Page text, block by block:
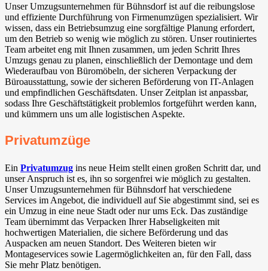
Unser Umzugsunternehmen für Bühnsdorf ist auf die reibungslose
und effiziente Durchführung von Firmenumzügen spezialisiert. Wir
wissen, dass ein Betriebsumzug eine sorgfältige Planung erfordert,
um den Betrieb so wenig wie möglich zu stören. Unser routiniertes
Team arbeitet eng mit Ihnen zusammen, um jeden Schritt Ihres
Umzugs genau zu planen, einschließlich der Demontage und dem
Wiederaufbau von Büromöbeln, der sicheren Verpackung der
Büroausstattung, sowie der sicheren Beförderung von IT-Anlagen
und empfindlichen Geschäftsdaten. Unser Zeitplan ist anpassbar,
sodass Ihre Geschäftstätigkeit problemlos fortgeführt werden kann,
und kümmern uns um alle logistischen Aspekte.
Privatumzüge
Ein Privatumzug ins neue Heim stellt einen großen Schritt dar, und
unser Anspruch ist es, ihn so sorgenfrei wie möglich zu gestalten.
Unser Umzugsunternehmen für Bühnsdorf hat verschiedene
Services im Angebot, die individuell auf Sie abgestimmt sind, sei es
ein Umzug in eine neue Stadt oder nur ums Eck. Das zuständige
Team übernimmt das Verpacken Ihrer Habseligkeiten mit
hochwertigen Materialien, die sichere Beförderung und das
Auspacken am neuen Standort. Des Weiteren bieten wir
Montageservices sowie Lagermöglichkeiten an, für den Fall, dass
Sie mehr Platz benötigen.